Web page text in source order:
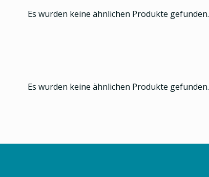
Es wurden keine ähnlichen Produkte gefunden.
Es wurden keine ähnlichen Produkte gefunden.